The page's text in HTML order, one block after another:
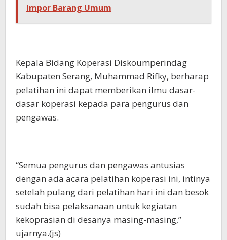
Impor Barang Umum
Kepala Bidang Koperasi Diskoumperindag
Kabupaten Serang, Muhammad Rifky, berharap
pelatihan ini dapat memberikan ilmu dasar-
dasar koperasi kepada para pengurus dan
pengawas.
“Semua pengurus dan pengawas antusias
dengan ada acara pelatihan koperasi ini, intinya
setelah pulang dari pelatihan hari ini dan besok
sudah bisa pelaksanaan untuk kegiatan
kekoprasian di desanya masing-masing,”
ujarnya.(js)